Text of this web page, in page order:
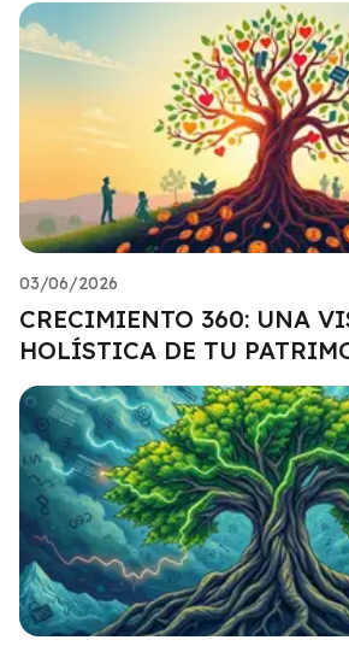
03/06/2026
CRECIMIENTO 360: UNA
HOLÍSTICA DE TU